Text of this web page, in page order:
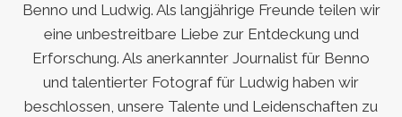
Benno und Ludwig. Als langjährige Freunde teilen wir
eine unbestreitbare Liebe zur Entdeckung und
Erforschung. Als anerkannter Journalist für Benno
und talentierter Fotograf für Ludwig haben wir
beschlossen, unsere Talente und Leidenschaften zu